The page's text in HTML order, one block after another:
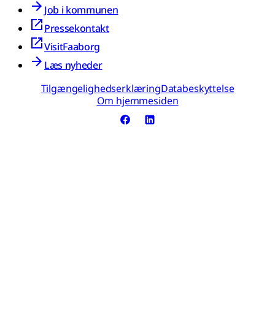
Job i kommunen
Pressekontakt
VisitFaaborg
Læs nyheder
TilgængelighedserklæringDatabeskyttelse
Om hjemmesiden